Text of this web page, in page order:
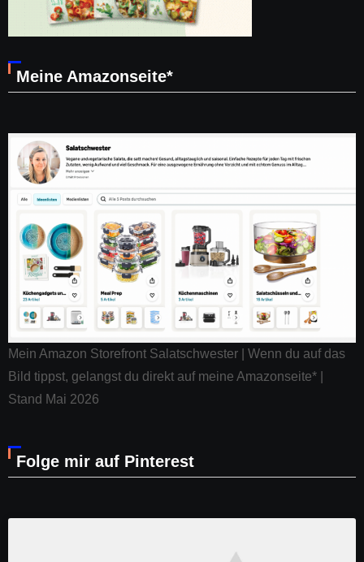
Meine Amazonseite*
Mein Amazon Storefront Salatschwester | Wenn du auf das
Bild tippst, gelangst du direkt auf meine Amazonseite* |
Stand Mai 2026
Folge mir auf Pinterest